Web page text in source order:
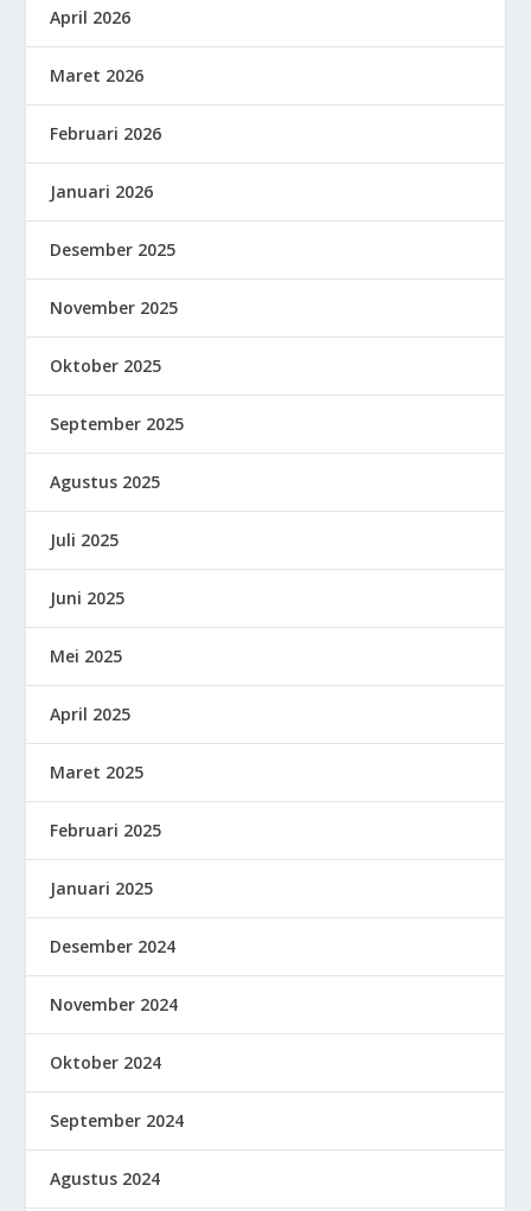
April 2026
Maret 2026
Februari 2026
Januari 2026
Desember 2025
November 2025
Oktober 2025
September 2025
Agustus 2025
Juli 2025
Juni 2025
Mei 2025
April 2025
Maret 2025
Februari 2025
Januari 2025
Desember 2024
November 2024
Oktober 2024
September 2024
Agustus 2024